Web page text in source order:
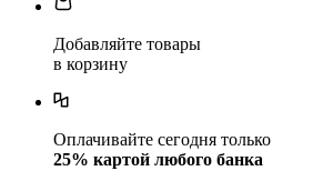
Добавляйте товары
в корзину
Оплачивайте сегодня только
25% картой любого банка